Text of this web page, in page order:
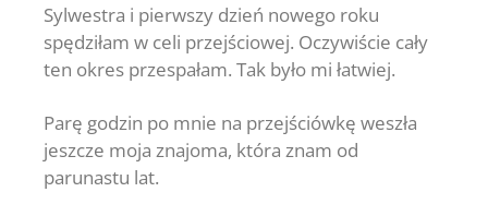
Sylwestra i pierwszy dzień nowego roku
spędziłam w celi przejściowej. Oczywiście cały
ten okres przespałam. Tak było mi łatwiej.
Parę godzin po mnie na przejściówkę weszła
jeszcze moja znajoma, która znam od
parunastu lat.